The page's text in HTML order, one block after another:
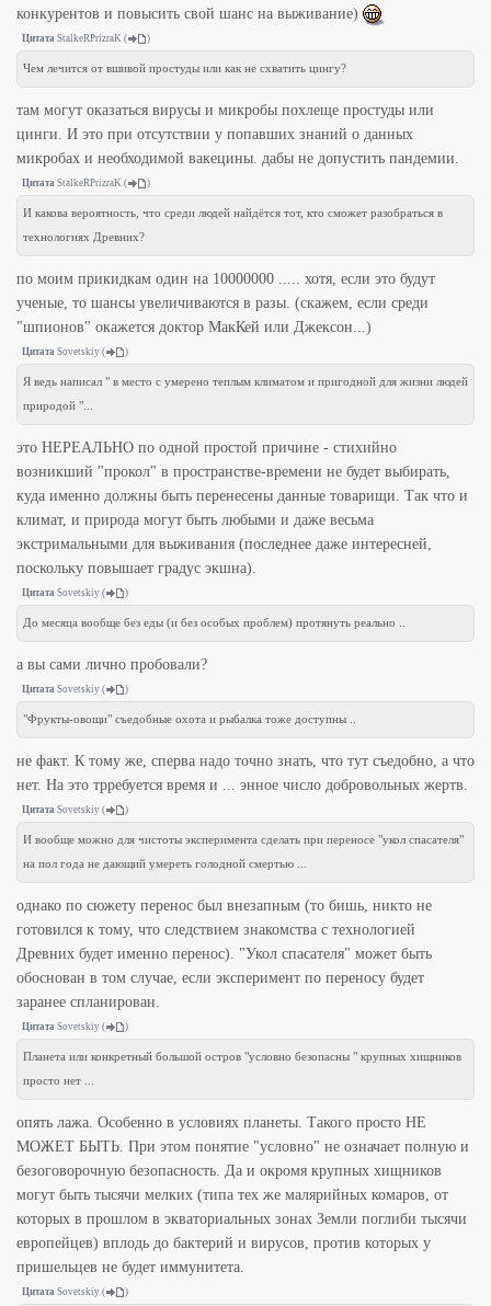
конкурентов и повысить свой шанс на выживание)
Цитата StalkeRPrizraK ( )
Чем лечится от вшивой простуды или как не схватить цингу?
там могут оказаться вирусы и микробы похлеще простуды или
цинги. И это при отсутствии у попавших знаний о данных
микробах и необходимой вакецины. дабы не допустить пандемии.
Цитата StalkeRPrizraK ( )
И какова вероятность, что среди людей найдётся тот, кто сможет разобраться в
технологиях Древних?
по моим прикидкам один на 10000000 ..... хотя, если это будут
ученые, то шансы увеличиваются в разы. (скажем, если среди
"шпионов" окажется доктор МакКей или Джексон...)
Цитата Sovetskiy ( )
Я ведь написал " в место с умерено теплым климатом и пригодной для жизни людей
природой "...
это НЕРЕАЛЬНО по одной простой причине - стихийно
возникший "прокол" в пространстве-времени не будет выбирать,
куда именно должны быть перенесены данные товарищи. Так что и
климат, и природа могут быть любыми и даже весьма
экстримальными для выживания (последнее даже интересней,
поскольку повышает градус экшна).
Цитата Sovetskiy ( )
До месяца вообще без еды (и без особых проблем) протянуть реально ..
а вы сами лично пробовали?
Цитата Sovetskiy ( )
"Фрукты-овощи" съедобные охота и рыбалка тоже доступны ..
не факт. К тому же, сперва надо точно знать, что тут съедобно, а что
нет. На это трребуется время и ... энное число добровольных жертв.
Цитата Sovetskiy ( )
И вообще можно для чистоты эксперимента сделать при переносе "укол спасателя"
на пол года не дающий умереть голодной смертью ...
однако по сюжету перенос был внезапным (то бишь, никто не
готовился к тому, что следствием знакомства с технологией
Древних будет именно перенос). "Укол спасателя" может быть
обоснован в том случае, если эксперимент по переносу будет
заранее спланирован.
Цитата Sovetskiy ( )
Планета или конкретный большой остров "условно безопасны " крупных хищников
просто нет ...
опять лажа. Особенно в условиях планеты. Такого просто НЕ
МОЖЕТ БЫТЬ. При этом понятие "условно" не означает полную и
безоговорочную безопасность. Да и окромя крупных хищников
могут быть тысячи мелких (типа тех же малярийных комаров, от
которых в прошлом в экваториальных зонах Земли поглиби тысячи
европейцев) вплодь до бактерий и вирусов, против которых у
пришельцев не будет иммунитета.
Цитата Sovetskiy ( )